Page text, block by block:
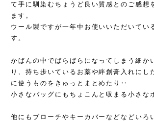
て手に馴染むちょうど良い質感とのご感想
ます。
ウール製ですが一年中お使いいただいてい
す。
かばんの中でばらばらになってしまう細か
り、持ち歩いているお薬や絆創膏入れにし
に使うものをきゅっとまとめたり‥
小さなバッグにもちょこんと収まる小さな
他にもブローチやキーカバーなどなどいろ